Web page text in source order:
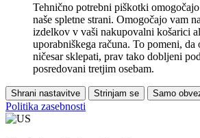
Tehnično potrebni piškotki
naše spletne strani. Omogočajo vam
izdelkov v vaši nakupovalni košarici
uporabniškega računa. To pomeni, da
ničesar sklepati, prav tako dobljeni
posredovani tretjim osebam.
Shrani nastavitve Strinjam se Samo
Politika zasebnosti